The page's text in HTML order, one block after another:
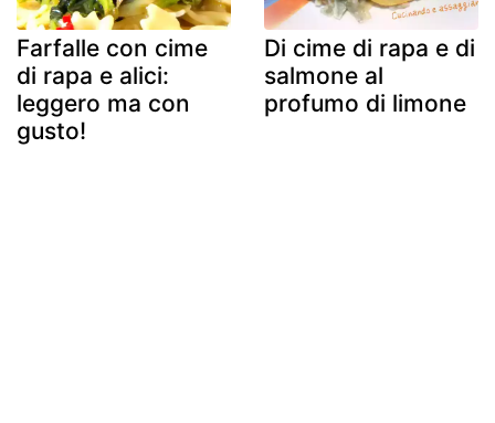
Farfalle con cime
di rapa e alici:
leggero ma con
gusto!
Di cime di rapa e di
salmone al
profumo di limone